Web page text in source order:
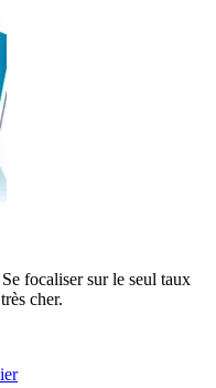
focaliser sur le seul taux
cher.